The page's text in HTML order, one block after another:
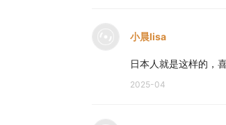
小晨lisa
日本人就是这样的，
2025-04